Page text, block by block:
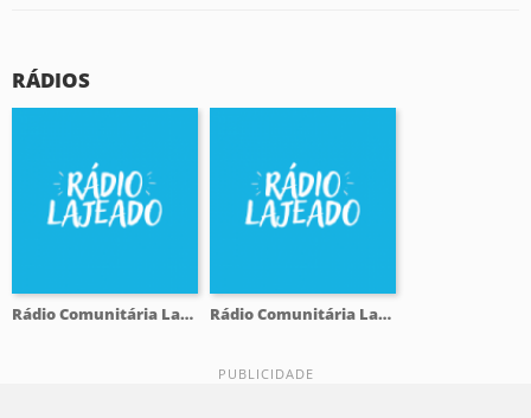
RÁDIOS
Rádio Comunitária Lajeado FM 98.1 Rádio Comunitária Lajeado FM 98.1